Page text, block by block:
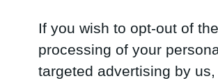
If you wish to opt-out of
processing of your
targeted advertising by